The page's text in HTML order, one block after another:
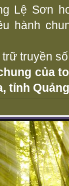
Lệ Sơn
hành
truyền
của
tỉnh